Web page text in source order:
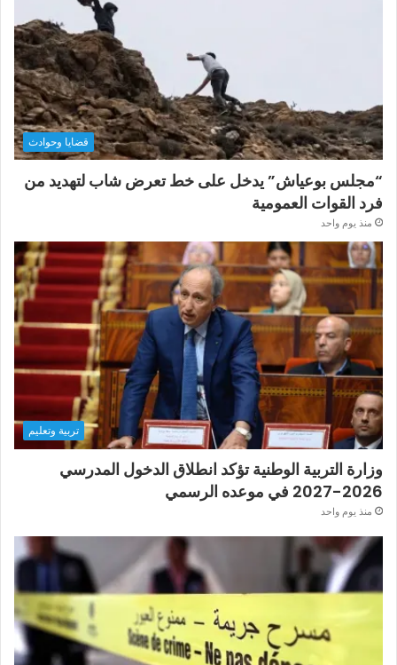
قضايا وحوادث
“مجلس بوعياش” يدخل على خط تعرض شاب لتهديد من
فرد القوات العمومية
منذ يوم واحد
تربية وتعليم
وزارة التربية الوطنية تؤكد انطلاق الدخول المدرسي
2026-2027 في موعده الرسمي
منذ يوم واحد